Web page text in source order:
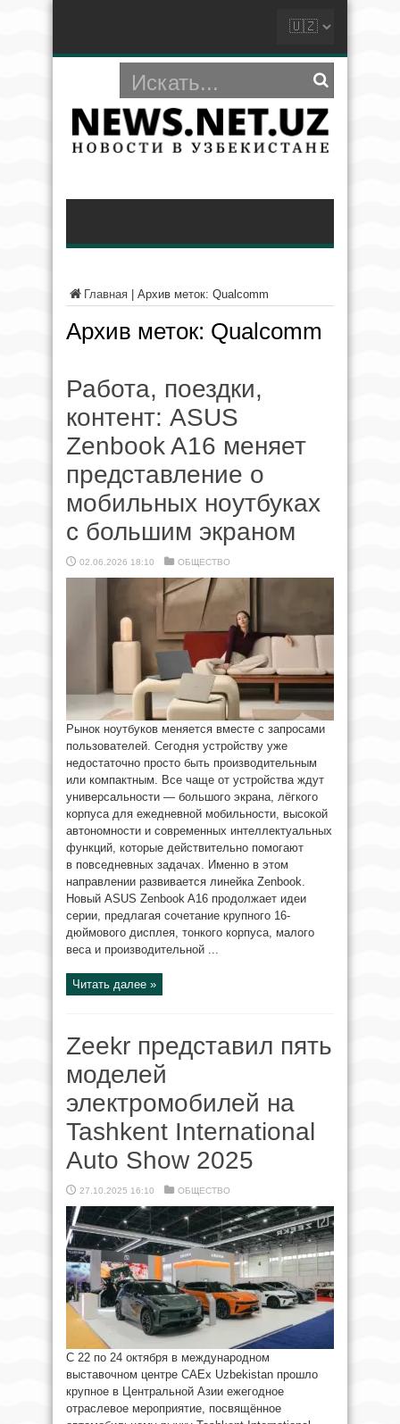
Главная Архив меток: Qualcomm
Архив меток: Qualcomm
Работа, поездки,
контент: ASUS
Zenbook A16 меняет
представление о
мобильных ноутбуках
с большим экраном
02.06.2026 18:10 ОБЩЕСТВО
Рынок ноутбуков меняется вместе с запросами
пользователей. Сегодня устройству уже
недостаточно просто быть производительным
или компактным. Все чаще от устройства ждут
универсальности — большого экрана, лёгкого
корпуса для ежедневной мобильности, высокой
автономности и современных интеллектуальных
функций, которые действительно помогают
в повседневных задачах. Именно в этом
направлении развивается линейка Zenbook.
Новый ASUS Zenbook A16 продолжает идеи
серии, предлагая сочетание крупного 16-
дюймового дисплея, тонкого корпуса, малого
веса и производительной ...
Читать далее »
Zeekr представил пять
моделей
электромобилей на
Tashkent International
Auto Show 2025
27.10.2025 16:10 ОБЩЕСТВО
С 22 по 24 октября в международном
выставочном центре CAEx Uzbekistan прошло
крупное в Центральной Азии ежегодное
отраслевое мероприятие, посвящённое